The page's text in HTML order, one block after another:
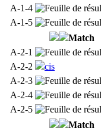
A-1-4
A-1-5
Match
A-2-1
A-2-2
cis
A-2-3
A-2-4
A-2-5
Match